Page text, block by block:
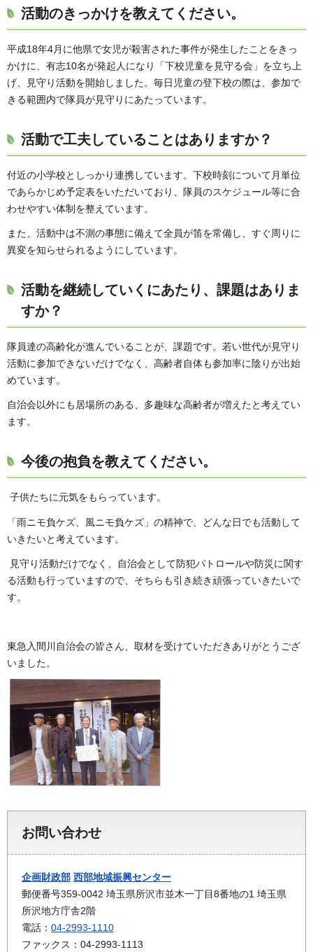
活動のきっかけを教えてください。
平成18年4月に他県で女児が殺害された事件が発生したことをきっ
かけに、有志10名が発起人になり「下校児童を見守る会」を立ち上
げ、見守り活動を開始しました。毎日児童の登下校の際は、参加で
きる範囲内で隊員が見守りにあたっています。
活動で工夫していることはありますか？
付近の小学校としっかり連携しています。下校時刻について月単位
であらかじめ予定表をいただいており、隊員のスケジュール等に合
わせやすい体制を整えています。
また、活動中は不測の事態に備えて全員が笛を常備し、すぐ周りに
異変を知らせられるようにしています。
活動を継続していくにあたり、課題はありま
すか？
隊員達の高齢化が進んでいることが、課題です。若い世代が見守り
活動に参加できないだけでなく、高齢者自体も参加率に陰りが出始
めています。
自治会以外にも居場所のある、多趣味な高齢者が増えたと考えてい
ます。
今後の抱負を教えてください。
子供たちに元気をもらっています。
「雨ニモ負ケズ、風ニモ負ケズ」の精神で、どんな日でも活動して
いきたいと考えています。
見守り活動だけでなく、自治会として防犯パトロールや防災に関す
る活動も行っていますので、そちらも引き続き頑張っていきたいで
す。
東急入間川自治会の皆さん、取材を受けていただきありがとうござ
いました。
お問い合わせ
企画財政部 西部地域振興センター
郵便番号359-0042 埼玉県所沢市並木一丁目8番地の1 埼玉県
所沢地方庁舎2階
電話： 04-2993-1110
ファックス：04-2993-1113